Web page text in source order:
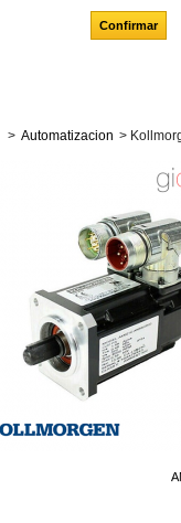
Confirmar
> Automatizacion >